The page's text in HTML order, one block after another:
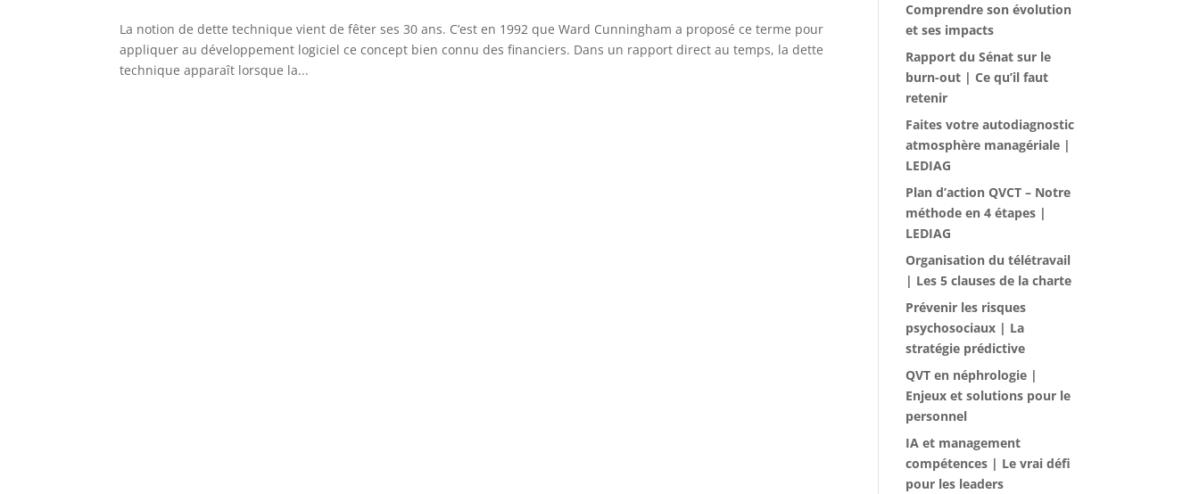
La notion de dette technique vient de fêter ses 30 ans. C’est en 1992 que Ward Cunningham a proposé ce terme pour
appliquer au développement logiciel ce concept bien connu des financiers. Dans un rapport direct au temps, la dette
technique apparaît lorsque la...
Comprendre son évolution
et ses impacts
Rapport du Sénat sur le
burn-out | Ce qu’il faut
retenir
Faites votre autodiagnostic
atmosphère managériale |
LEDIAG
Plan d’action QVCT – Notre
méthode en 4 étapes |
LEDIAG
Organisation du télétravail
| Les 5 clauses de la charte
Prévenir les risques
psychosociaux | La
stratégie prédictive
QVT en néphrologie |
Enjeux et solutions pour le
personnel
IA et management
compétences | Le vrai défi
pour les leaders